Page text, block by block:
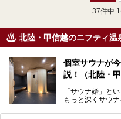
37件中
北陸・甲信越のニフティ温
個室サウナが
説！（北陸・甲
「サウナ婚」と
もっと深くサウ